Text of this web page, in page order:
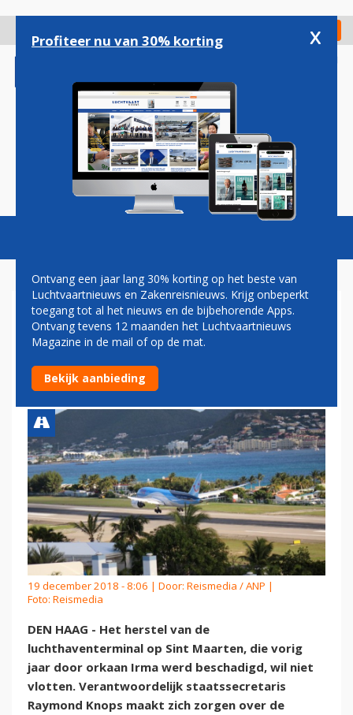
gaan
Check in
Magazine Podcasts Vacatures
ZORGEN OVER HERSTEL
LUCHTHAVENTERMINAL
SINT MAARTEN
19 december 2018 - 8:06 | Door: Reismedia / ANP |
Foto: Reismedia
DEN HAAG - Het herstel van de
luchthaventerminal op Sint Maarten, die vorig
jaar door orkaan Irma werd beschadigd, wil niet
vlotten. Verantwoordelijk staatssecretaris
Raymond Knops maakt zich zorgen over de
Profiteer nu van 30% korting x
Ontvang een jaar lang 30% korting op het beste van
Luchtvaartnieuws en Zakenreisnieuws. Krijg onbeperkt
toegang tot al het nieuws en de bijbehorende Apps.
Ontvang tevens 12 maanden het Luchtvaartnieuws
Magazine in de mail of op de mat.
Bekijk aanbieding